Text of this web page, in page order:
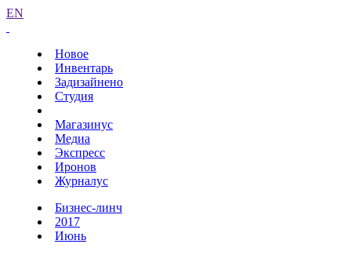
EN
Новое
Инвентарь
Задизайнено
Студия
Магазинус
Медиа
Экспресс
Иронов
Журналус
Бизнес-линч
2017
Июнь